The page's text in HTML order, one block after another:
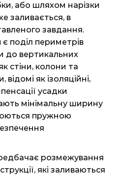
або шляхом нарізки
заливається, в
завдання.
є поділ периметрів
до вертикальних
стіни, колони та
як ізоляційні,
усадки
мінімальну ширину
пружною
розмежування
які заливаються